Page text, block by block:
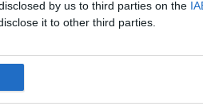
by us to third parties on the
it to other third parties.
În...